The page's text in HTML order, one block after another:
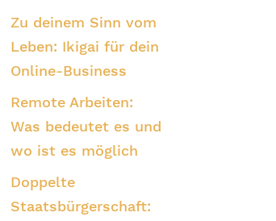
Zu deinem Sinn vom
Leben: Ikigai für dein
Online-Business
Remote Arbeiten:
Was bedeutet es und
wo ist es möglich
Doppelte
Staatsbürgerschaft: